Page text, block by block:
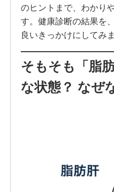
のヒントまで、わかり
す。健康診断の結果を
良いきっかけにしてみ
そもそも「脂
な状態？ なぜ